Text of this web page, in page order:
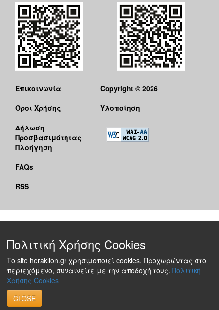
Επικοινωνία
Όροι Χρήσης
Δήλωση
Προσβασιμότητας
Πλοήγηση
FAQs
RSS
Copyright © 2026
Υλοποίηση
Πολιτική Χρήσης Cookies
Το site heraklion.gr χρησιμοποιεί cookies. Προχωρώντας στο
περιεχόμενο, συναινείτε με την αποδοχή τους. Πολιτική
Χρήσης Cookies
CLOSE